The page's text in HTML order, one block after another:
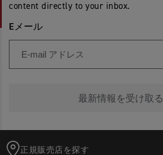
content directly to your inbox.
Eメール
最新情報を受け取る
正規販売店を探す